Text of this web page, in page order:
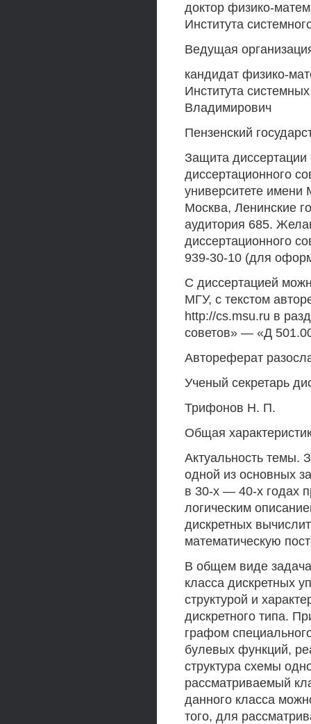
доктор физико-
Института
Ведущая
кандидат физико-
Института
Владимирович
Пензенский
Защита диссертации
диссертационного
университете
Москва, Ленинские
аудитория 685.
диссертационного
939-30-10 (для
С диссертацией
МГУ, с текстом
http://cs.msu.ru в
советов» — «Д
Автореферат
Ученый секретарь
Трифонов Н. П.
Общая
Актуальность темы.
одной из основных
в 30-х — 40-х годах
логическим
дискретных
математическую
В общем виде задача
класса дискретных
структурой и
дискретного типа.
графом
булевых функций,
структура схемы
рассматриваемый
данного класса
того, для